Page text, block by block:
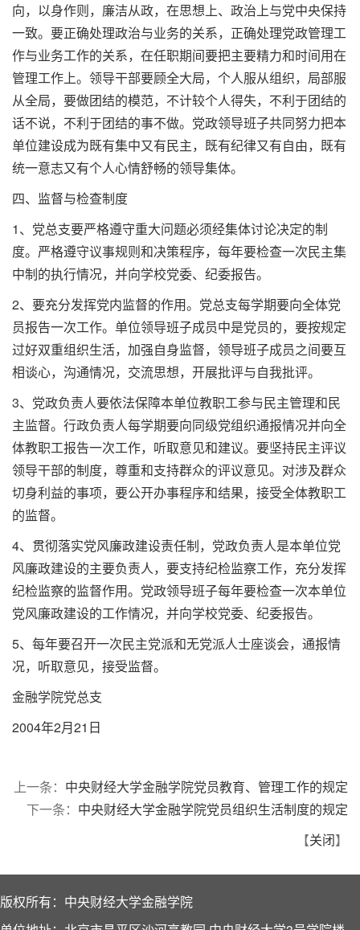
向，以身作则，廉洁从政，在思想上、政治上与党中央保持
一致。要正确处理政治与业务的关系，正确处理党政管理工
作与业务工作的关系，在任职期间要把主要精力和时间用在
管理工作上。领导干部要顾全大局，个人服从组织，局部服
从全局，要做团结的模范，不计较个人得失，不利于团结的
话不说，不利于团结的事不做。党政领导班子共同努力把本
单位建设成为既有集中又有民主，既有纪律又有自由，既有
统一意志又有个人心情舒畅的领导集体。
四、监督与检查制度
1、党总支要严格遵守重大问题必须经集体讨论决定的制
度。严格遵守议事规则和决策程序，每年要检查一次民主集
中制的执行情况，并向学校党委、纪委报告。
2、要充分发挥党内监督的作用。党总支每学期要向全体党
员报告一次工作。单位领导班子成员中是党员的，要按规定
过好双重组织生活，加强自身监督，领导班子成员之间要互
相谈心，沟通情况，交流思想，开展批评与自我批评。
3、党政负责人要依法保障本单位教职工参与民主管理和民
主监督。行政负责人每学期要向同级党组织通报情况并向全
体教职工报告一次工作，听取意见和建议。要坚持民主评议
领导干部的制度，尊重和支持群众的评议意见。对涉及群众
切身利益的事项，要公开办事程序和结果，接受全体教职工
的监督。
4、贯彻落实党风廉政建设责任制，党政负责人是本单位党
风廉政建设的主要负责人，要支持纪检监察工作，充分发挥
纪检监察的监督作用。党政领导班子每年要检查一次本单位
党风廉政建设的工作情况，并向学校党委、纪委报告。
5、每年要召开一次民主党派和无党派人士座谈会，通报情
况，听取意见，接受监督。
金融学院党总支
2004年2月21日
上一条： 中央财经大学金融学院党员教育、管理工作的规定
下一条： 中央财经大学金融学院党员组织生活制度的规定
【关闭】
版权所有：中央财经大学金融学院